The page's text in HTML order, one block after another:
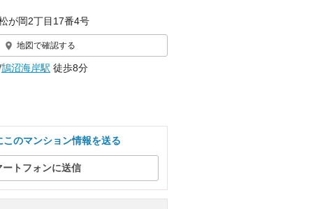
が岡2丁目17番4号
地図で確認する
鵠沼海岸駅 徒歩8分
のマンション情報を送る
トフォンに送信